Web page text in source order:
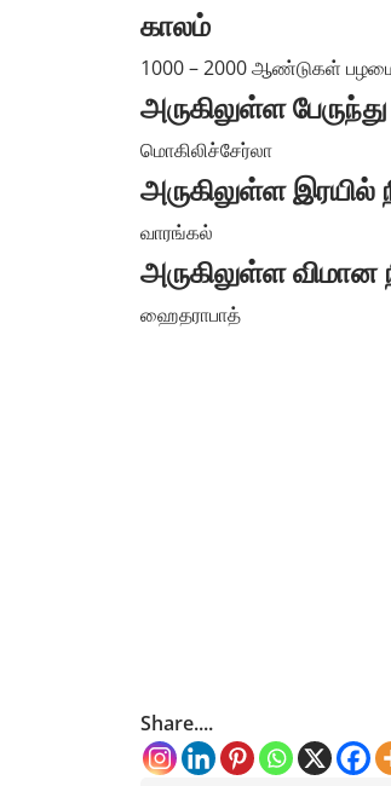
காலம்
1000 – 2000 ஆண்டுகள்
அருகிலுள்ள
மொகிலிச்சேர்லா
அருகிலுள்ள இரயில்
வாரங்கல்
அருகிலுள்ள விமான
ஹைதராபாத்
Share....